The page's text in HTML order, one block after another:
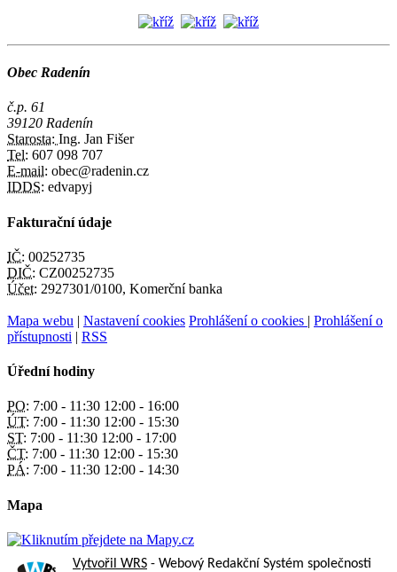
Obec Radenín
č.p. 61
39120 Radenín
Starosta: Ing. Jan Fišer
Tel: 607 098 707
E-mail: obec@radenin.cz
IDDS: edvapyj
Fakturační údaje
IČ: 00252735
DIČ: CZ00252735
Účet: 2927301/0100, Komerční banka
Mapa webu | Nastavení cookies Prohlášení o cookies | Prohlášení o
přístupnosti | RSS
Úřední hodiny
PO: 7:00 - 11:30 12:00 - 16:00
ÚT: 7:00 - 11:30 12:00 - 15:30
ST: 7:00 - 11:30 12:00 - 17:00
ČT: 7:00 - 11:30 12:00 - 15:30
PÁ: 7:00 - 11:30 12:00 - 14:30
Mapa
Vytvořil WRS - Webový Redakční Systém společnosti